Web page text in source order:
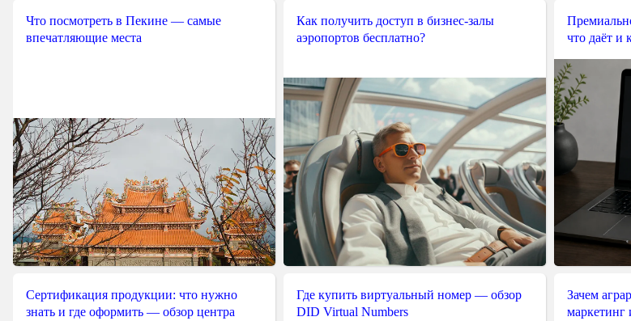
Что посмотреть в Пекине — самые
впечатляющие места
Как получить доступ в бизнес-залы
аэропортов бесплатно?
что даёт и
Сертификация продукции: что нужно
знать и где оформить — обзор центра
Где купить виртуальный номер — обзор
DID Virtual Numbers
Зачем
маркетинг